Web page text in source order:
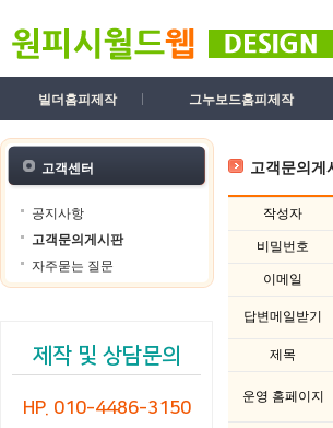
빌더홈피제작 그누보드홈피제작
고객센터
공지사항
고객문의게시판
자주묻는 질문
제작 및 상담문의
HP. 010-4486-3150
고객문의게
작성자
비밀번호
이메일
답변메일받기
제목
운영 홈페이지